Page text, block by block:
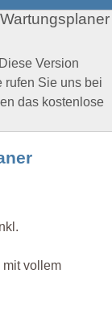
Version
rufen Sie uns bei
das kostenlose
mit vollem